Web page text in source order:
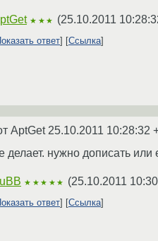
★★★ (25.10.2011
ответ Ссылка
AptGet 25.10.2011 10:28:32
делает. нужно дописать или
★★★★★ (25.10.2011
ответ
Ссылка